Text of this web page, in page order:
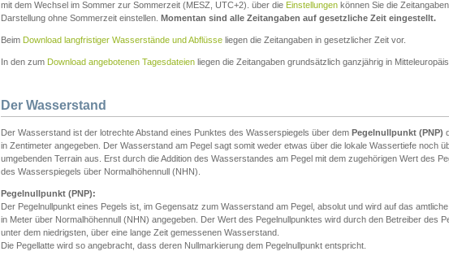
mit dem Wechsel im Sommer zur Sommerzeit (MESZ, UTC+2). über die Einstellungen können Sie die
Darstellung ohne Sommerzeit einstellen. Momentan sind alle Zeitangaben auf gesetzliche Zeit eingestellt.
Beim Download langfristiger Wasserstände und Abflüsse liegen die Zeitangaben in gesetzlicher Zeit vor.
In den zum Download angebotenen Tagesdateien liegen die Zeitangaben grundsätzlich ganzjährig in
Der Wasserstand
Der Wasserstand ist der lotrechte Abstand eines Punktes des Wasserspiegels über dem Pegelnullpunkt (PNP)
in Zentimeter angegeben. Der Wasserstand am Pegel sagt somit weder etwas über die lokale Wassertiefe noch
umgebenden Terrain aus. Erst durch die Addition des Wasserstandes am Pegel mit dem zugehörigen Wert des
des Wasserspiegels über Normalhöhennull (NHN).
Pegelnullpunkt (PNP):
Der Pegelnullpunkt eines Pegels ist, im Gegensatz zum Wasserstand am Pegel, absolut und wird auf das
in Meter über Normalhöhennull (NHN) angegeben. Der Wert des Pegelnullpunktes wird durch den Betreiber des
unter dem niedrigsten, über eine lange Zeit gemessenen Wasserstand.
Die Pegellatte wird so angebracht, dass deren Nullmarkierung dem Pegelnullpunkt entspricht.